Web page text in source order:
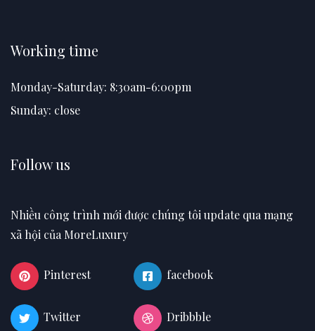
Working time
Monday-Saturday: 8:30am-6:00pm
Sunday: close
Follow us
Nhiều công trình mới được chúng tôi update qua mạng
xã hội của MoreLuxury
Pinterest facebook
Twitter Dribbble